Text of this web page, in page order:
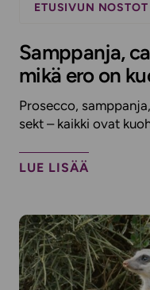
ETUSIVUN NOSTOT
Samppanja,
mikä ero on
Prosecco,
sekt – kaikki ovat
LUE LISÄÄ